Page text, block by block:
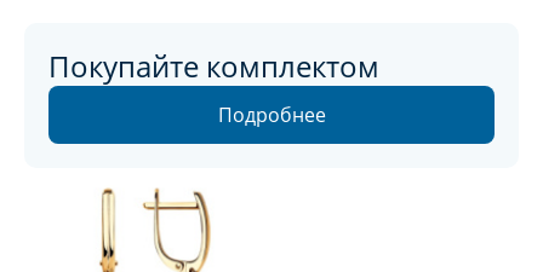
Покупайте комплектом
Подробнее